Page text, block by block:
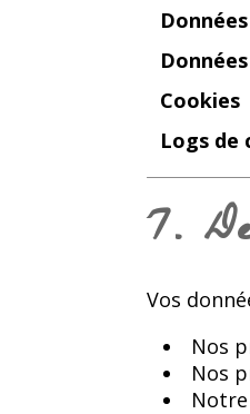
Cookies
Logs de
7.
Vos
Nos
Nos